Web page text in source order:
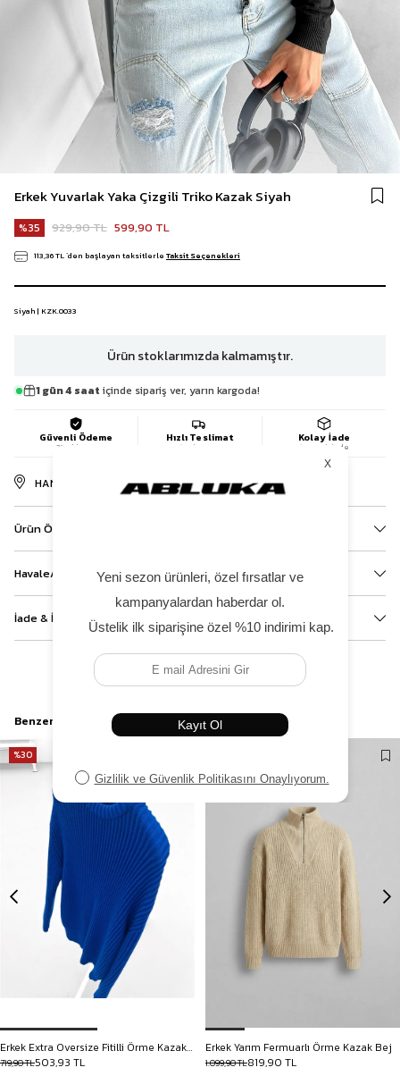
Erkek Yuvarlak Yaka Çizgili Triko Kazak Siyah
35 929,90 TL 599,90 TL
113,36 TL`den başlayan taksitlerle Taksit Seçenekleri
Siyah | KZK.0033
Ürün stoklarımızda kalmamıştır.
1 gün 4 saat içinde sipariş ver, yarın kargoda!
Güvenli Ödeme
256-bit SSL
Hızlı Teslimat
1-3 iş günü
Kolay İade
14 gün içinde
HANGI MAĞAZADA VAR?
Ürün Özellikleri
Havale/EFT ve Kapıda Ödeme Bilgileri
İade & İptal
Benzer Ürünler
%30
Erkek Extra Oversize Fitilli Örme Kazak Saks Mavi
503,93 TL
719,90 TL
Erkek Yarım Fermuarlı Örme Kazak Bej
819,90 TL
1.099,90 TL